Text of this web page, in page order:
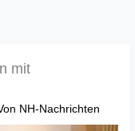
mit
NH-Nachrichten